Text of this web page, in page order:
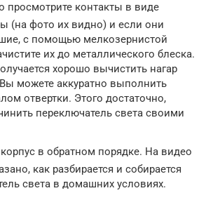
просмотрите контакты в виде
(на фото их видно) и если они
с помощью мелкозернистой
их до металлического блеска.
хорошо вычистить нагар
можете аккуратно выполнить
отвертки. Этого достаточно,
переключатель света своими
в обратном порядке. На видео
как разбирается и собирается
света в домашних условиях.